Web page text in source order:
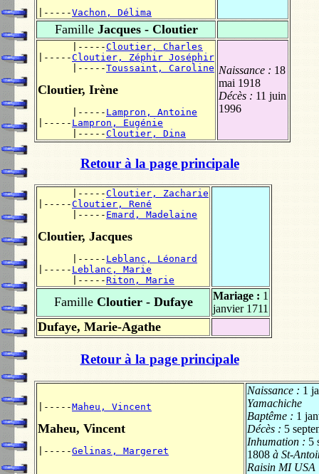
|-----Vachon, Délima
FamilleJacques - Cloutier
      |-----
Cloutier, Charles
|-----Cloutier, Zéphir Joséphir
      |-----
Toussaint, Caroline
Cloutier, Irène
      |-----
Lampron, Antoine
|----- Lampron, Eugénie
      |-----
Cloutier, Dina
Naissance : 18
mai 1918
Décès : 11 juin
1996
Retour à la page principale
      |-----
Cloutier, Zacharie
|-----Cloutier, René
      |-----
Emard, Madelaine
Cloutier, Jacques
      |-----
Leblanc, Léonard
|----- Leblanc, Marie
      |-----
Riton, Marie
FamilleCloutier - Dufaye Mariage : 1
janvier 1711
Dufaye, Marie-Agathe
Retour à la page principale
|-----Maheu, Vincent
Maheu, Vincent
|-----Gelinas, Margeret
Naissance : 1
Yamachiche
Baptême : 1
Décès : 5
Inhumation : 5
1808 à St-
Raisin MI USA